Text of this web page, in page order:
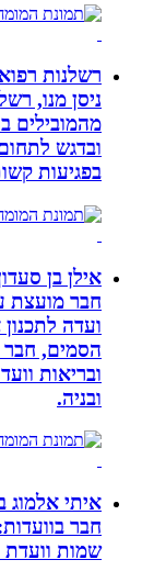
רשלנות רפואית
ניסן מנו,
מהמובילים
ובדגש לתחום
בפגיעות קשות.
אילן בן סעדון
חבר מועצת
ועדה לתכנון
הסמים, חבר
ובריאות וועדת
איתי אלמוג בר:
חבר בוועדות:
שמות וועדת